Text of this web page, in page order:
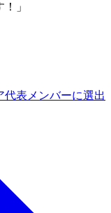
」
代表メンバーに選出